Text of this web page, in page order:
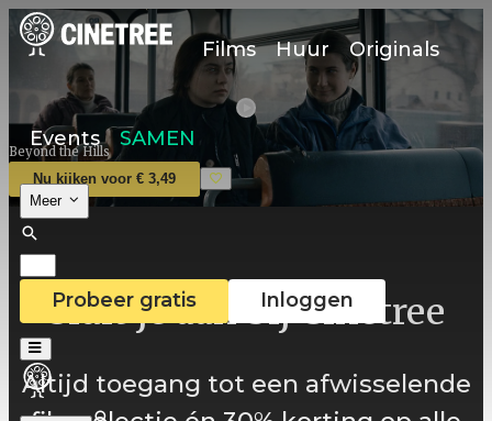
Films Huur Originals
Events SAMEN
Meer
Probeer gratis Inloggen
Beyond the Hills
Nu kijken voor € 3,49
Sluit je aan bij Cinetree
Altijd toegang tot een afwisselende